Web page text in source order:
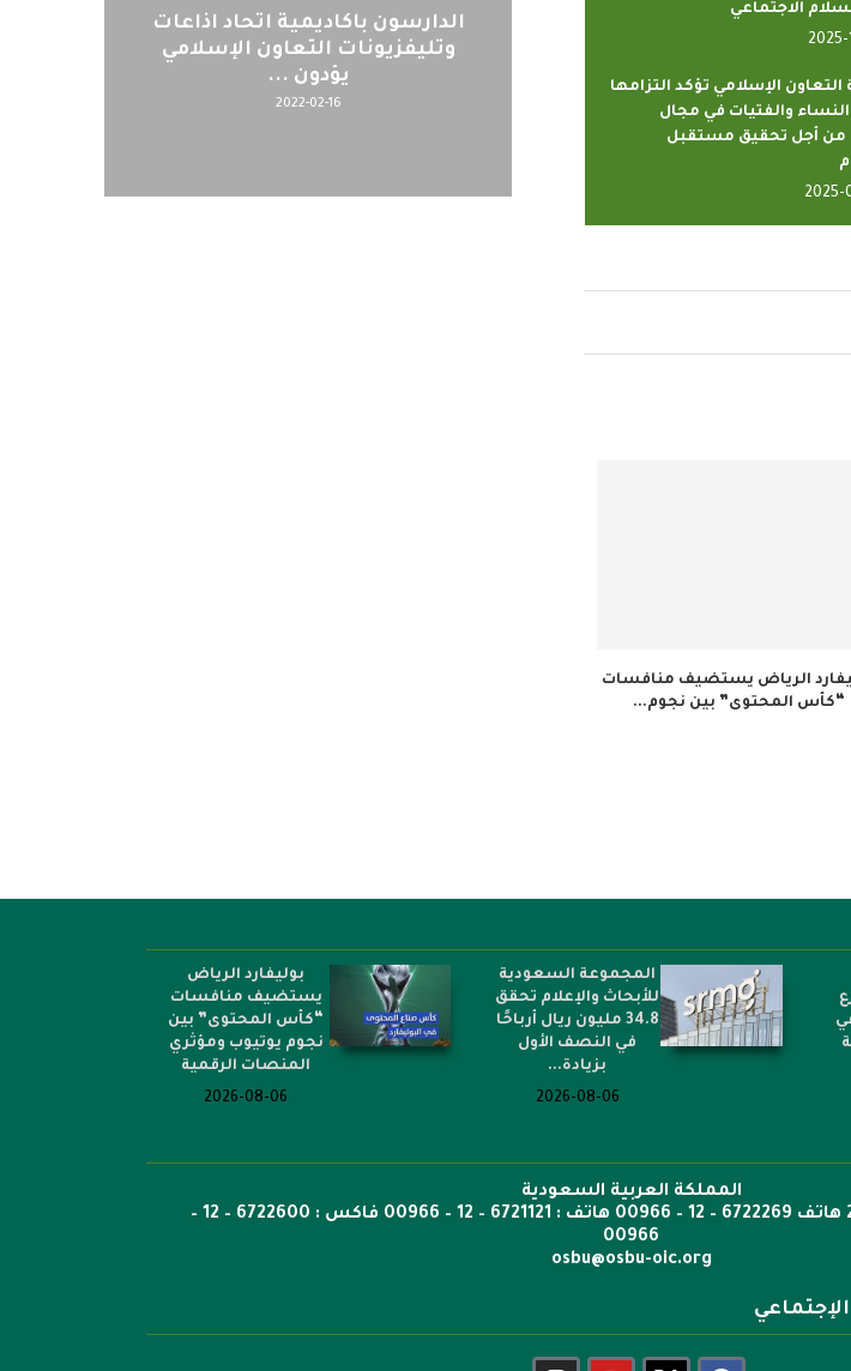
الاجتماعي
2025-
الإسلامي تؤكد التزامها
النساء والفتيات في مجال
من أجل تحقيق مستقبل
2025-
المخرج»
الإيفواري...
ملتقى “عرش الحرف” يستعرض فن
صناعة الكسوة الشريفة...
الدارسون باكاديمية اتحاد اذاعات
وتليفزيونات التعاون الإسلامي
يؤدون ...
2022-02-16
اليوم : المشاركة بالاجتماع
التحضيري لمنظمي قمة اسيا...
المجموعة السعودية
للأبحاث والإعلام تحقق
34.8 مليون ريال أرباحًا
في النصف الأول
بزيادة...
2026-08-06
بوليفارد الرياض
يستضيف منافسات
“كأس المحتوى” بين
نجوم يوتيوب ومؤثري
المنصات الرقمية
2026-08-06
المملكة العربية السعودية
ص.ب: 6351 جدة الرمز 21442 هاتف 6722269 – 12 – 00966 هاتف : 6721121 – 12 – 00966 فاكس : 6722600 – 12 –
00966
osbu@osbu-oic.org